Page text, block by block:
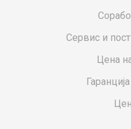
Сервис и
Цена